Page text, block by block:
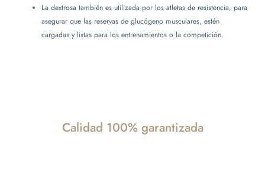
La dextrosa también es utilizada por los atletas de resistencia, para
asegurar que las reservas de glucógeno musculares, estén
cargadas y listas para los entrenamientos o la competición.
Calidad 100% garantizada